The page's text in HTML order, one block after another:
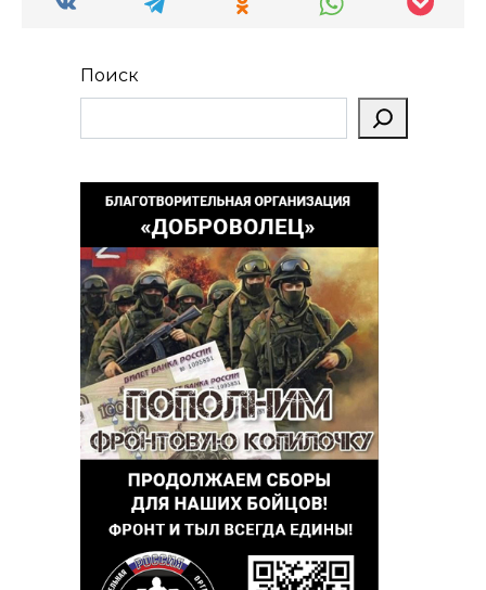
Поиск